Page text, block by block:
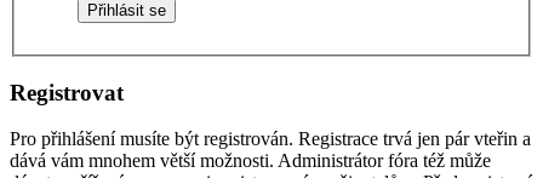
Registrovat
Pro přihlášení musíte být registrován. Registrace trvá jen pár vteřin a
dává vám mnohem větší možnosti. Administrátor fóra též může